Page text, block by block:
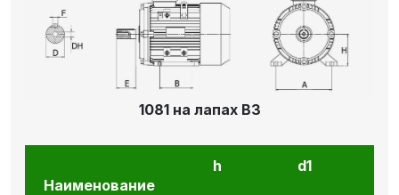
1081 на лапах В3
Наименование
h d1